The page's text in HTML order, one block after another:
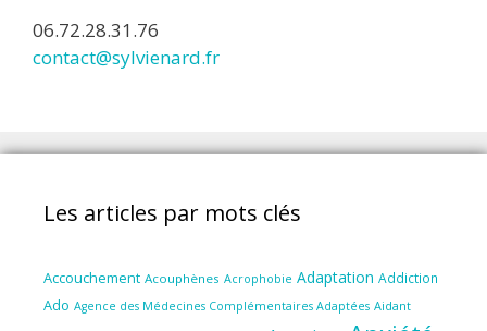
06.72.28.31.76
contact@sylvienard.fr
Les articles par mots clés
Accouchement Acouphènes Acrophobie Adaptation Addiction
Ado Agence des Médecines Complémentaires Adaptées Aidant